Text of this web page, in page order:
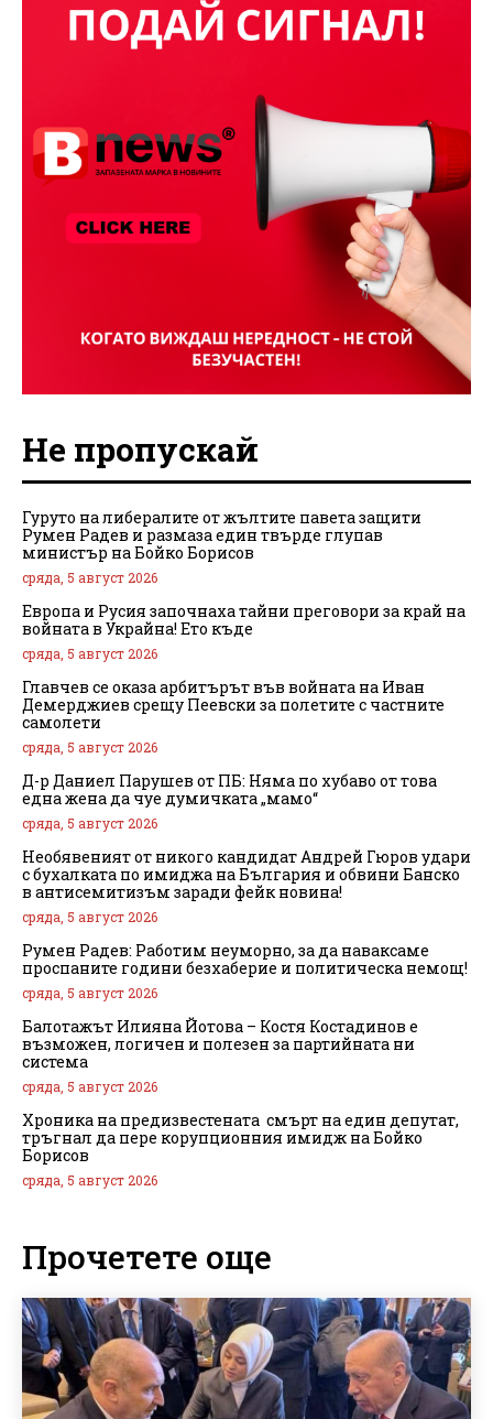
Не пропускай
Гуруто на либералите от жълтите павета защити
Румен Радев и размаза един твърде глупав
министър на Бойко Борисов
сряда, 5 август 2026
Европа и Русия започнаха тайни преговори за край на
войната в Украйна! Ето къде
сряда, 5 август 2026
Главчев се оказа арбитърът във войната на Иван
Демерджиев срещу Пеевски за полетите с частните
самолети
сряда, 5 август 2026
Д-р Даниел Парушев от ПБ: Няма по хубаво от това
една жена да чуе думичката „мамо“
сряда, 5 август 2026
Необявеният от никого кандидат Андрей Гюров удари
с бухалката по имиджа на България и обвини Банско
в антисемитизъм заради фейк новина!
сряда, 5 август 2026
Румен Радев: Работим неуморно, за да наваксаме
проспаните години безхаберие и политическа немощ!
сряда, 5 август 2026
Балотажът Илияна Йотова – Костя Костадинов е
възможен, логичен и полезен за партийната ни
система
сряда, 5 август 2026
Хроника на предизвестената смърт на един депутат,
тръгнал да пере корупционния имидж на Бойко
Борисов
сряда, 5 август 2026
Прочетете още